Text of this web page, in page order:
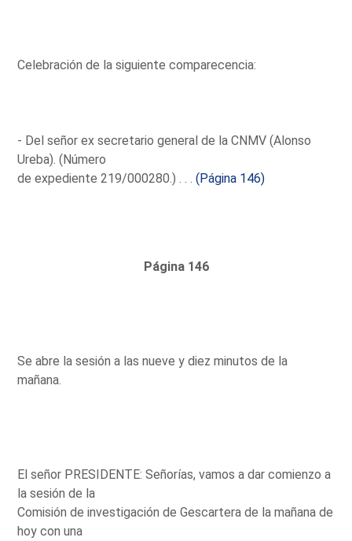
Celebración de la siguiente comparecencia:
- Del señor ex secretario general de la CNMV (Alonso
Ureba). (Número
de expediente 219/000280.) . . .(Página 146)
Página 146
Se abre la sesión a las nueve y diez minutos de la
mañana.
El señor PRESIDENTE: Señorías, vamos a dar comienzo a
la sesión de la
Comisión de investigación de Gescartera de la mañana de
hoy con una